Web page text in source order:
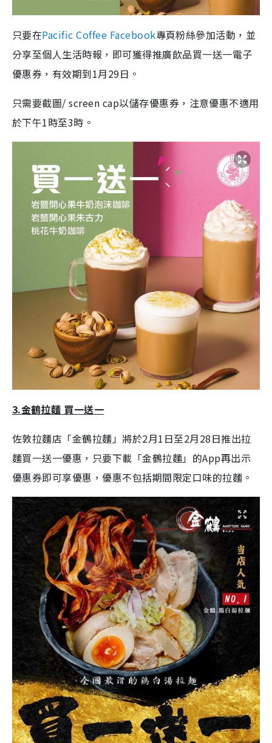
只要在Pacific Coffee Facebook專頁粉絲參加活動，並
分享至個人生活時報，即可獲得推廣飲品買一送一電子
優惠券，有效期到1月29日。
只需要截圖/ screen cap以儲存優惠券，注意優惠不適用
於下午1時至3時。
3.金鶴拉麵 買一送一
佐敦拉麵店「金鶴拉麵」將於2月1日至2月28日推出拉
麵買一送一優惠，只要下載「金鶴拉麵」的App再出示
優惠券即可享優惠，優惠不包括期間限定口味的拉麵。